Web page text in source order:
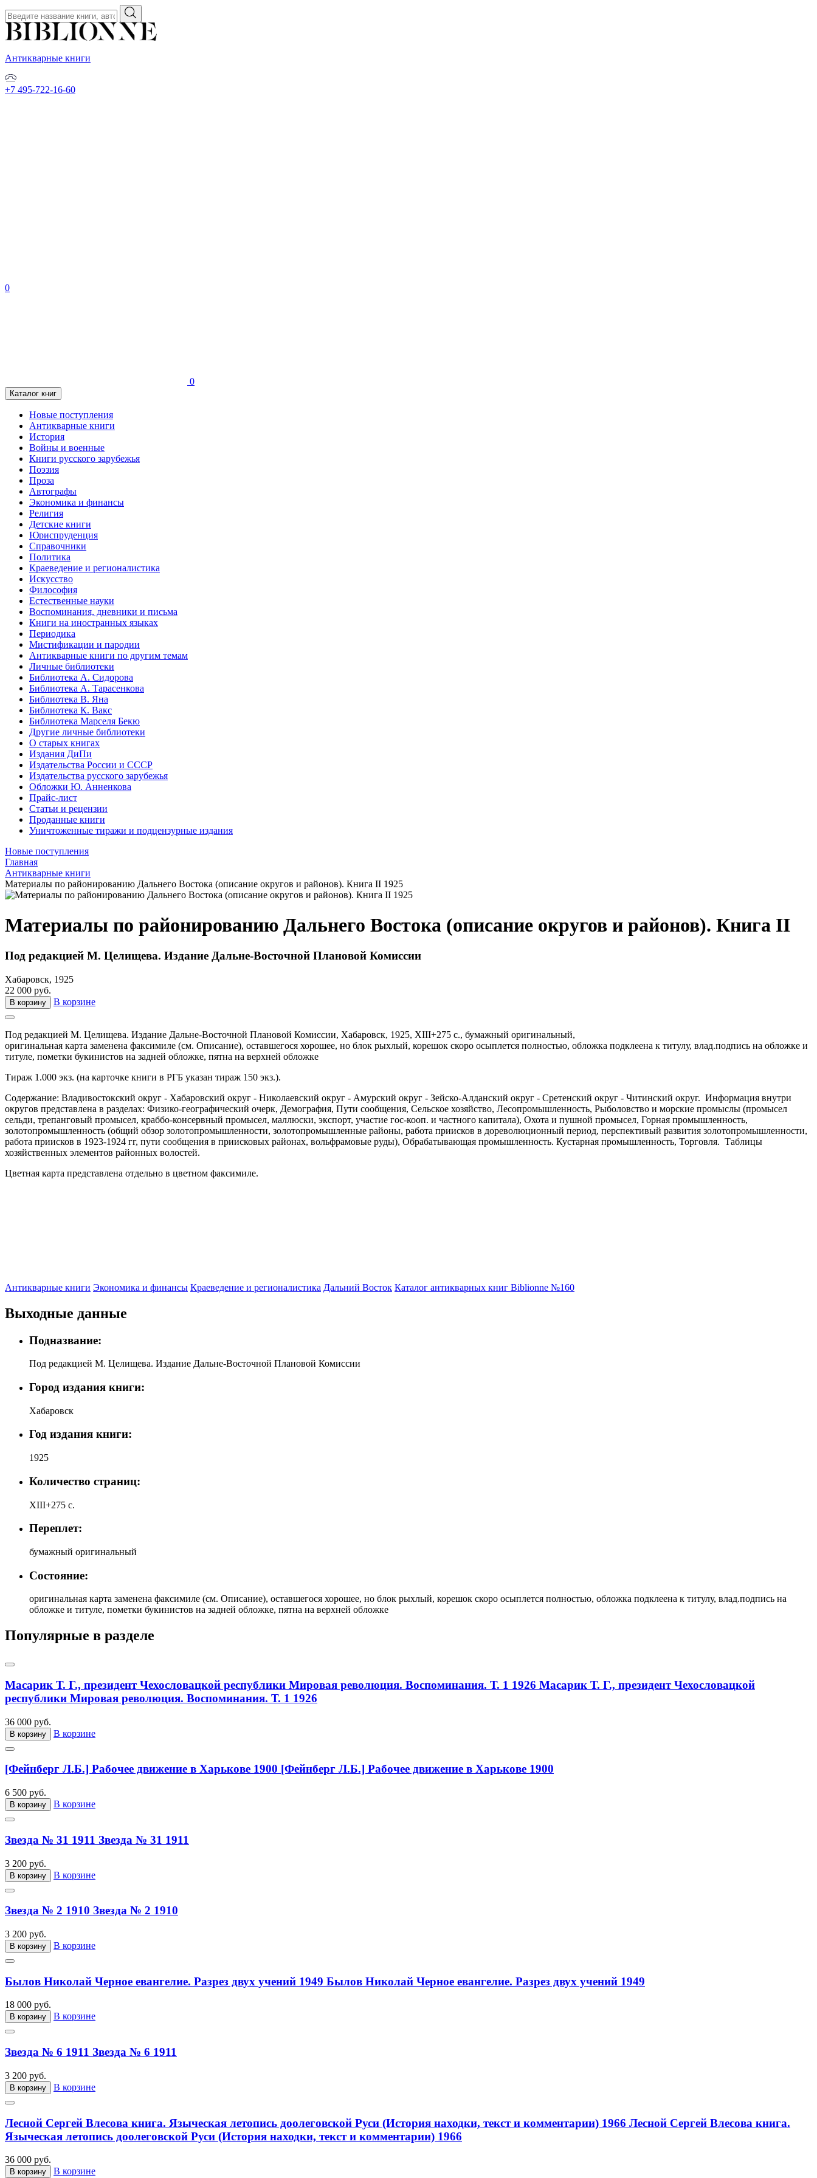
Антикварные книги
+7 495-722-16-60
0
0
Каталог книг
Новые поступления
Антикварные книги
История
Войны и военные
Книги русского зарубежья
Поэзия
Проза
Автографы
Экономика и финансы
Религия
Детские книги
Юриспруденция
Справочники
Политика
Краеведение и регионалистика
Искусство
Философия
Естественные науки
Воспоминания, дневники и письма
Книги на иностранных языках
Периодика
Мистификации и пародии
Антикварные книги по другим темам
Личные библиотеки
Библиотека А. Сидорова
Библиотека А. Тарасенкова
Библиотека В. Яна
Библиотека К. Вакс
Библиотека Марселя Бекю
Другие личные библиотеки
О старых книгах
Издания ДиПи
Издательства России и СССР
Издательства русского зарубежья
Обложки Ю. Анненкова
Прайс-лист
Статьи и рецензии
Проданные книги
Уничтоженные тиражи и подцензурные издания
Новые поступления
Главная
Антикварные книги
Материалы по районированию Дальнего Востока (описание округов и районов). Книга II 1925
Материалы по районированию Дальнего Востока (описание округов и районов). Книга II
Под редакцией М. Целищева. Издание Дальне-Восточной Плановой Комиссии
Хабаровск, 1925
22 000 руб.
В корзину В корзине
Под редакцией М. Целищева. Издание Дальне-Восточной Плановой Комиссии, Хабаровск, 1925, XIII+275 с., бумажный оригинальный,
оригинальная карта заменена факсимиле (см. Описание), оставшегося хорошее, но блок рыхлый, корешок скоро осыплется полностью, обложка подклеена к титулу, влад.подпись на обложке и
титуле, пометки букинистов на задней обложке, пятна на верхней обложке
Тираж 1.000 экз. (на карточке книги в РГБ указан тираж 150 экз.).
Содержание: Владивостокский округ - Хабаровский округ - Николаевский округ - Амурский округ - Зейско-Алданский округ - Сретенский округ - Читинский округ. Информация внутри
округов представлена в разделах: Физико-географический очерк, Демография, Пути сообщения, Сельское хозяйство, Лесопромышленность, Рыболовство и морские промыслы (промысел
сельди, трепанговый промысел, краббо-консервный промысел, маллюски, экспорт, участие гос-кооп. и частного капитала), Охота и пушной промысел, Горная промышленность,
золотопромышленность (общий обзор золотопромышленности, золотопромышленные районы, работа приисков в дореволюционный период, перспективый развития золотопромышленности,
работа приисков в 1923-1924 гг, пути сообщения в приисковых районах, вольфрамовые руды), Обрабатывающая промышленность. Кустарная промышленность, Торговля. Таблицы
хозяйственных элементов районных волостей.
Цветная карта представлена отдельно в цветном факсимиле.
Антикварные книги Экономика и финансы Краеведение и регионалистика Дальний Восток Каталог антикварных книг Biblionne №160
Выходные данные
Подназвание:
Под редакцией М. Целищева. Издание Дальне-Восточной Плановой Комиссии
Город издания книги:
Хабаровск
Год издания книги:
1925
Количество страниц:
XIII+275 с.
Переплет:
бумажный оригинальный
Состояние:
оригинальная карта заменена факсимиле (см. Описание), оставшегося хорошее, но блок рыхлый, корешок скоро осыплется полностью, обложка подклеена к титулу, влад.подпись на
обложке и титуле, пометки букинистов на задней обложке, пятна на верхней обложке
Популярные в разделе
Масарик Т. Г., президент Чехословацкой республики Мировая революция. Воспоминания. Т. 1 1926 Масарик Т. Г., президент Чехословацкой
республики Мировая революция. Воспоминания. Т. 1 1926
36 000 руб.
В корзину В корзине
[Фейнберг Л.Б.] Рабочее движение в Харькове 1900 [Фейнберг Л.Б.] Рабочее движение в Харькове 1900
6 500 руб.
В корзину В корзине
Звезда № 31 1911 Звезда № 31 1911
3 200 руб.
В корзину В корзине
Звезда № 2 1910 Звезда № 2 1910
3 200 руб.
В корзину В корзине
Былов Николай Черное евангелие. Разрез двух учений 1949 Былов Николай Черное евангелие. Разрез двух учений 1949
18 000 руб.
В корзину В корзине
Звезда № 6 1911 Звезда № 6 1911
3 200 руб.
В корзину В корзине
Лесной Сергей Влесова книга. Языческая летопись доолеговской Руси (История находки, текст и комментарии) 1966 Лесной Сергей Влесова книга.
Языческая летопись доолеговской Руси (История находки, текст и комментарии) 1966
36 000 руб.
В корзину В корзине